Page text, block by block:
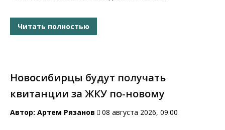
Читать полностью
Новосибирцы будут получать
квитанции за ЖКУ по-новому
Автор: Артем Рязанов 08 августа 2026, 09:00